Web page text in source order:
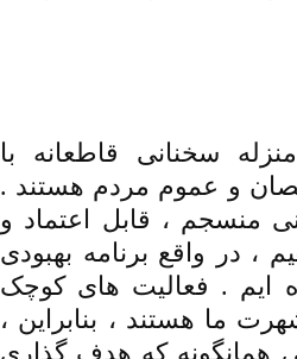
سخنانی قاطعانه با
و عموم مردم هستند .
منسجم ، قابل اعتماد و
، در واقع برنامه بهبودی
ایم . فعالیت های کوچک
ما هستند ، بنابراین ،
همانگونه که هدف گذاری